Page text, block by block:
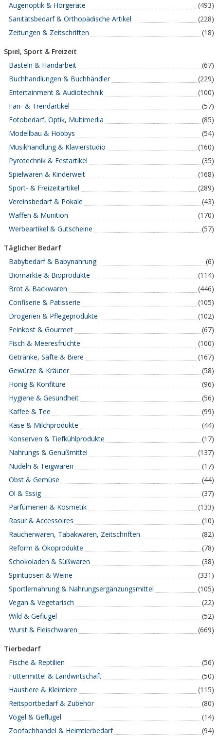
Augenoptik & Hörgeräte
(493)
Sanitätsbedarf & Orthopädische Artikel
(228)
Zeitungen & Zeitschriften
(18)
Spiel, Sport & Freizeit
Basteln & Handarbeit
(67)
Buchhandlungen & Buchhändler
(229)
Entertainment & Audiotechnik
(100)
Fan- & Trendartikel
(57)
Fotobedarf, Optik, Multimedia
(85)
Modellbau & Hobbys
(54)
Musikhandlung & Klavierstudio
(160)
Pyrotechnik & Festartikel
(35)
Spielwaren & Kinderwelt
(168)
Sport- & Freizeitartikel
(289)
Vereinsbedarf & Pokale
(43)
Waffen & Munition
(170)
Werbeartikel & Gutscheine
(57)
Täglicher Bedarf
Babybedarf & Babynahrung
(6)
Biomärkte & Bioprodukte
(114)
Brot & Backwaren
(446)
Confiserie & Patisserie
(105)
Drogerien & Pflegeprodukte
(102)
Feinkost & Gourmet
(67)
Fisch & Meeresfrüchte
(100)
Getränke, Säfte & Biere
(167)
Gewürze & Kräuter
(58)
Honig & Konfitüre
(96)
Hygiene & Gesundheit
(56)
Kaffee & Tee
(99)
Käse & Milchprodukte
(44)
Konserven & Tiefkühlprodukte
(17)
Nahrungs & Genußmittel
(137)
Nudeln & Teigwaren
(17)
Obst & Gemüse
(44)
Öl & Essig
(37)
Parfümerien & Kosmetik
(133)
Rasur & Accessoires
(10)
Raucherwaren, Tabakwaren, Zeitschriften
(82)
Reform & Ökoprodukte
(78)
Schokoladen & Süßwaren
(38)
Spirituosen & Weine
(331)
Sportlernahrung & Nahrungsergänzungsmittel
(105)
Vegan & Vegetarisch
(22)
Wild & Geflügel
(52)
Wurst & Fleischwaren
(669)
Tierbedarf
Fische & Reptilien
(56)
Futtermittel & Landwirtschaft
(50)
Haustiere & Kleintiere
(115)
Reitsportbedarf & Zubehör
(80)
Vögel & Geflügel
(14)
Zoofachhandel & Heimtierbedarf
(94)